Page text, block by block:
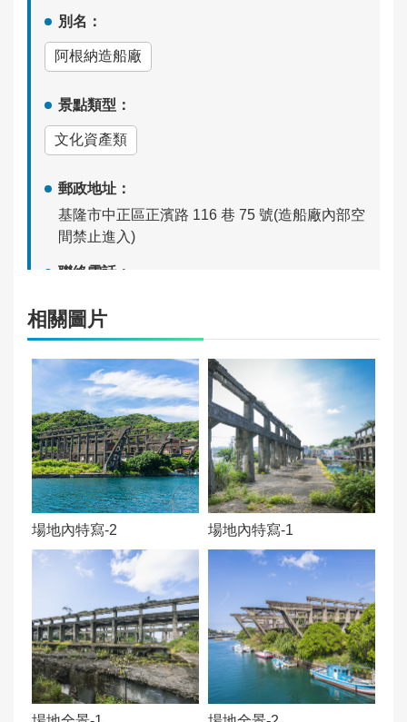
資
料
開
告
政
府
別名：
阿根納造船廠
景點類型：
文化資產類
郵政地址：
基隆市中正區正濱路 116 巷 75 號(造船廠內部空
間禁止進入)
聯絡電話：
無
營運時間：
營業時間:24 小時,開放式空間
交通資訊：
1.搭乘基隆市公車 101 號至「和平橋頭(原民會
館)站」下車,徒步約 3 分,
2.搭乘 T99 濱海奇基線於「原住民文化會館(正
濱漁港)站」下車即可抵達。
3.開車導航至「基隆市中正區正濱路 116 巷」,
步行即可到達。
營運狀態：
正常營運(Open)
是否為向公眾開放場域：
向公眾開放
入場費用：
相關圖片
場地內特寫-2 場地內特寫-1